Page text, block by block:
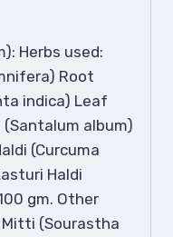
Herbs used:
Root
indica) Leaf
album)
(Curcuma
Haldi
gm. Other
(Sourastha